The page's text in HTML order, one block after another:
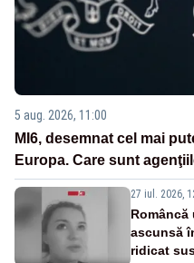
5 aug. 2026, 11:00
MI6, desemnat cel mai
Europa. Care sunt
27 iul. 2026,
ascunsă
ridicat